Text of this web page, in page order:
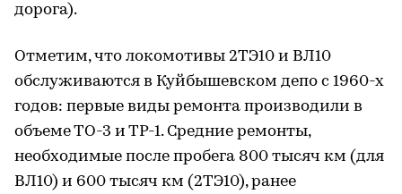
дорога).
Отметим, что локомотивы 2ТЭ10 и ВЛ10
обслуживаются в Куйбышевском депо с 1960-х
годов: первые виды ремонта производили в
объеме ТО-3 и ТР-1. Средние ремонты,
необходимые после пробега 800 тысяч км (для
ВЛ10) и 600 тысяч км (2ТЭ10), ранее